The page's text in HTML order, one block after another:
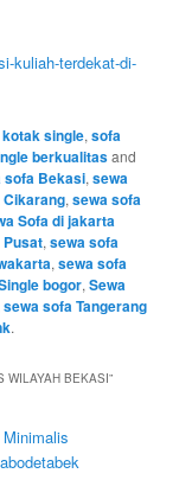
kuliah-terdekat-di-
single,sofa
berkualitasand
sofa Bekasi,sewa
,sewa sofa
Sofa di jakarta
,sewa sofa
,sewa sofa
bogor,Sewa
sewa sofa Tangerang
.
WILAYAH BEKASI”